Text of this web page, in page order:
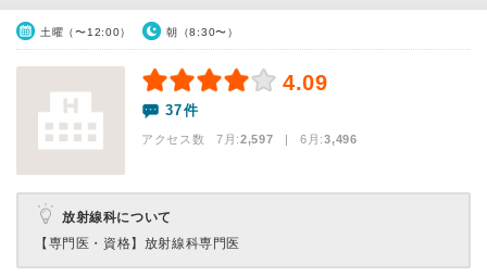
土曜（〜12:00） 朝（8:30〜）
4.09
37件
アクセス数 7月:2,597 | 6月:3,496
放射線科について
【専門医・資格】 放射線科専門医